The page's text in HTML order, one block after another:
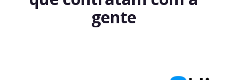
gente